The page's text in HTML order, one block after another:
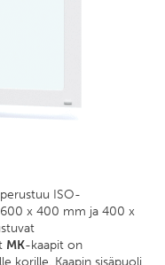
ISO-
600 x 400 mm ja 400 x
MK-kaapit on
korille. Kaapin sisäpuoli